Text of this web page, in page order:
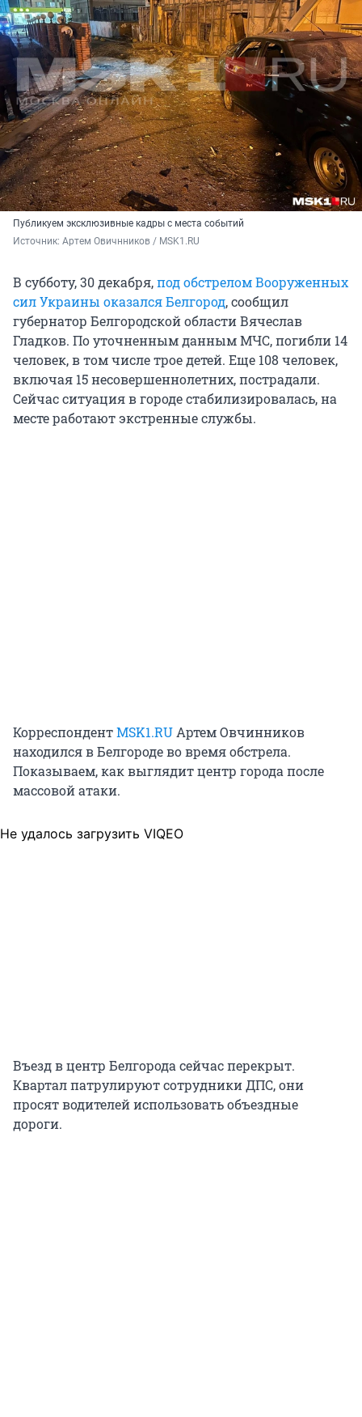
Публикуем эксклюзивные кадры с места событий
Источник: Артем Овичнников / MSK1.RU
В субботу, 30 декабря,под обстрелом Вооруженных
сил Украины оказался Белгород, сообщил
губернатор Белгородской области Вячеслав
Гладков. По уточненным данным МЧС, погибли 14
человек, в том числе трое детей. Еще 108 человек,
включая 15 несовершеннолетних, пострадали.
Сейчас ситуация в городе стабилизировалась, на
месте работают экстренные службы.
КорреспондентMSK1.RU Артем Овчинников
находился в Белгороде во время обстрела.
Показываем, как выглядит центр города после
массовой атаки.
Не удалось загрузить VIQEO
Въезд в центр Белгорода сейчас перекрыт.
Квартал патрулируют сотрудники ДПС, они
просят водителей использовать объездные
дороги.